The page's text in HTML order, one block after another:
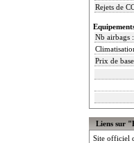
Rejets de
Nb airbags :
Prix de
Liens sur
Site officiel